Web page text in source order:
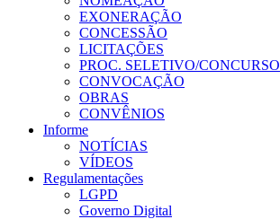
EXONERAÇÃO
CONCESSÃO
LICITAÇÕES
PROC. SELETIVO/CONCURSO
CONVOCAÇÃO
OBRAS
CONVÊNIOS
Informe
NOTÍCIAS
VÍDEOS
Regulamentações
LGPD
Governo Digital